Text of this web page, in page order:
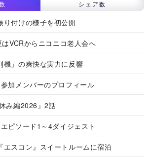
シェア数
り付けの様子を初公開
はVCRからニコニコ老人会へ
機」の爽快な実力に反響
参加メンバーのプロフィール
み編2026』2話
エピソード1～4ダイジェスト
エスコン』スイートルームに宿泊